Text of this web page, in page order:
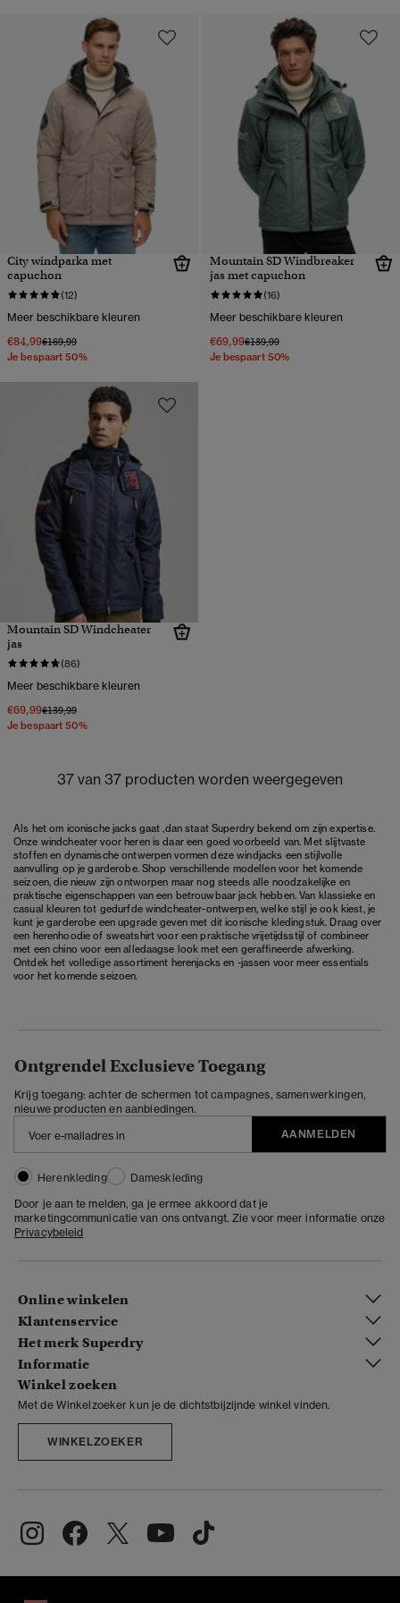
City windparka met
capuchon
(12)
Meer beschikbare kleuren
€84,99Prijs verlaagd van
€169,99naar
Je bespaart 50%
Mountain SD Windbreaker
jas met capuchon
(16)
Meer beschikbare kleuren
€69,99Prijs verlaagd van
€139,99naar
Je bespaart 50%
Mountain SD Windcheater
jas
(86)
Meer beschikbare kleuren
€69,99Prijs verlaagd van
€139,99naar
Je bespaart 50%
37 van 37 producten worden weergegeven
Als het om iconische jacks gaat ,dan staat Superdry bekend om zijn expertise.
Onze windcheater voor heren is daar een goed voorbeeld van. Met slijtvaste
stoffen en dynamische ontwerpen vormen deze windjacks een stijlvolle
aanvulling op je garderobe. Shop verschillende modellen voor het komende
seizoen, die nieuw zijn ontworpen maar nog steeds alle noodzakelijke en
praktische eigenschappen van een betrouwbaar jack hebben. Van klassieke en
casual kleuren tot gedurfde windcheater-ontwerpen, welke stijl je ook kiest, je
kunt je garderobe een upgrade geven met dit iconische kledingstuk. Draag over
een herenhoodie of sweatshirt voor een praktische vrijetijdsstijl of combineer
met een chino voor een alledaagse look met een geraffineerde afwerking.
Ontdek het volledige assortiment herenjacks en -jassen voor meer essentials
voor het komende seizoen.
Ontgrendel Exclusieve Toegang
Krijg toegang: achter de schermen tot campagnes, samenwerkingen,
nieuwe producten en aanbiedingen.
AANMELDEN
Herenkleding
Dameskleding
Door je aan te melden, ga je ermee akkoord dat je
marketingcommunicatie van ons ontvangt. Zie voor meer informatie onze
Privacybeleid
Online winkelen
Klantenservice
Het merk Superdry
Informatie
Winkel zoeken
Met de Winkelzoeker kun je de dichtstbijzijnde winkel vinden.
WINKELZOEKER